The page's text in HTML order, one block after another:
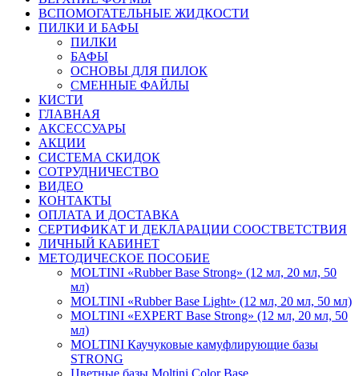
ВСПОМОГАТЕЛЬНЫЕ ЖИДКОСТИ
ПИЛКИ И БАФЫ
ПИЛКИ
БАФЫ
ОСНОВЫ ДЛЯ ПИЛОК
СМЕННЫЕ ФАЙЛЫ
КИСТИ
ГЛАВНАЯ
АКСЕССУАРЫ
АКЦИИ
СИСТЕМА СКИДОК
СОТРУДНИЧЕСТВО
ВИДЕО
КОНТАКТЫ
ОПЛАТА И ДОСТАВКА
СЕРТИФИКАТ И ДЕКЛАРАЦИИ СООСТВЕТСТВИЯ
ЛИЧНЫЙ КАБИНЕТ
МЕТОДИЧЕСКОЕ ПОСОБИЕ
MOLTINI «Rubber Base Strong» (12 мл, 20 мл, 50
мл)
MOLTINI «Rubber Base Light» (12 мл, 20 мл, 50 мл)
MOLTINI «EXPERT Base Strong» (12 мл, 20 мл, 50
мл)
MOLTINI Каучуковые камуфлирующие базы
STRONG
Цветные базы Moltini Color Base